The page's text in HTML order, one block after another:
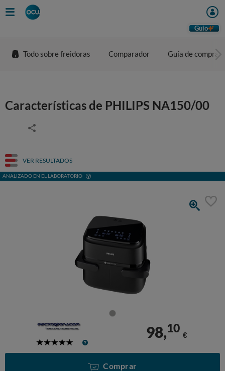
Guio
Todo sobre freidoras Comparador Guía de compra
Características de PHILIPS NA150/00
VER RESULTADOS
ANALIZADO EN EL LABORATORIO
5
98,10
€
Comprar